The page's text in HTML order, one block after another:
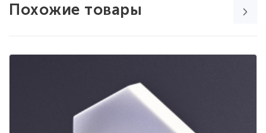
Похожие товары